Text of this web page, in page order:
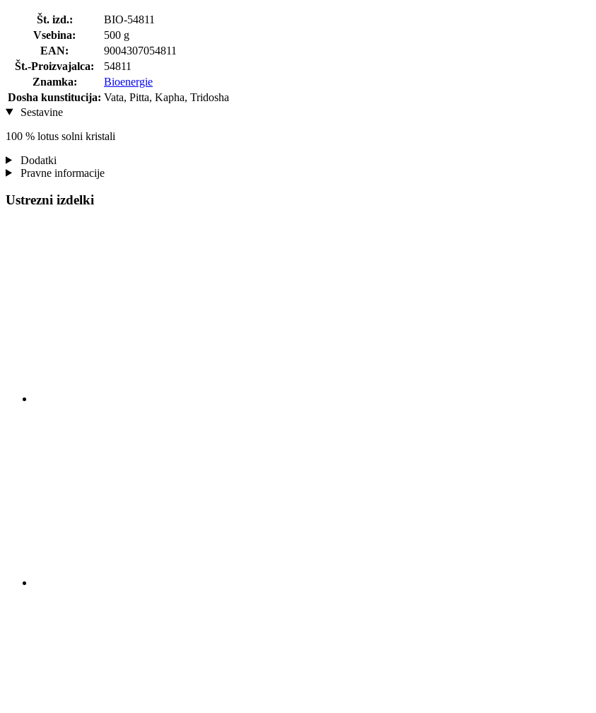
Št. izd.:
BIO-54811
Vsebina:
500 g
EAN:
9004307054811
Št.-Proizvajalca:
54811
Znamka:
Bioenergie
Dosha kunstitucija: Vata, Pitta, Kapha, Tridosha
Sestavine
100 % lotus solni kristali
Dodatki
Pravne informacije
Ustrezni izdelki